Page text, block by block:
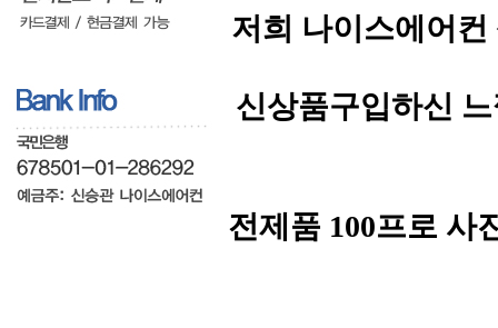
저희 나이스에어
신상품구입하신
전제품 100프로 사